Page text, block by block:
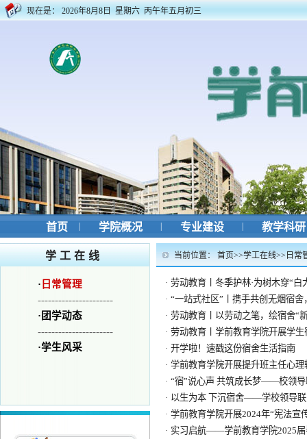
现在是： 2026年8月8日 星期六 丙午年五月初三
首页 学院概况 专业建设 教学科
学工在线
· 日常管理
----------------------
· 团学动态
----------------------
·学生风采
当前位置： 首页>>学工在线>> 日常
· 劳动教育丨冬季护林·为树木穿“白
· “一站式社区”丨携手共创无烟宿
· 劳动教育丨以劳动之笔，绘宿舍“
· 劳动教育丨学前教育学院开展学
· 开学啦！速戳这份宿舍生活指南
· 学前教育学院开展提升班主任心理
· “宿”说心声 共筑成长梦——校领导
· 以生为本 下沉宿舍——学校领导联
· 学前教育学院开展2024年“宪法宣
· 实习启航——学前教育学院2025届